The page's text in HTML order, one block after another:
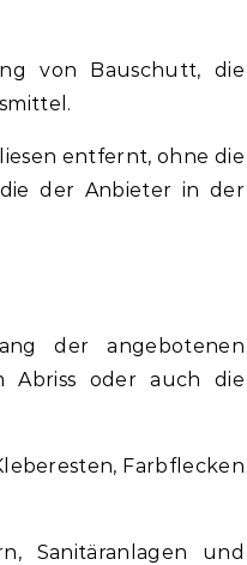
von Bauschutt, die
entfernt, ohne die
der Anbieter in der
der angebotenen
Abriss oder auch die
Farbflecken
Sanitäranlagen und